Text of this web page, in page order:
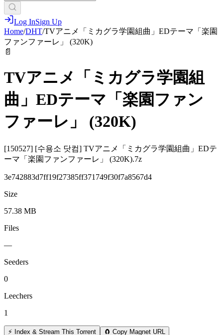
Log InSign Up
Home/DHT/TVアニメ「ミカグラ学園組曲」EDテーマ「楽園
ファンファーレ」 (320K)
📄
TVアニメ「ミカグラ学園組
曲」EDテーマ「楽園ファン
ファーレ」 (320K)
[150527] [수용소 닷컴] TVアニメ「ミカグラ学園組曲」EDテ
ーマ「楽園ファンファーレ」 (320K).7z
3e742883d7ff19f27385ff371749f30f7a8567d4
Size
57.38 MB
Files
—
Seeders
0
Leechers
1
⚡ Index & Stream This Torrent 🧲 Copy Magnet URL